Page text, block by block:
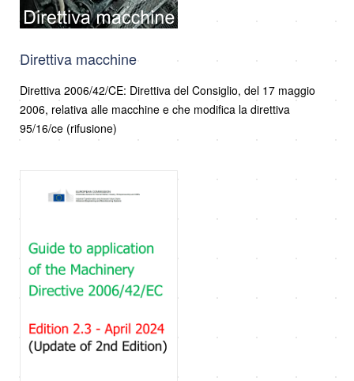
Direttiva macchine
Direttiva 2006/42/CE: Direttiva del Consiglio, del 17 maggio
2006, relativa alle macchine e che modifica la direttiva
95/16/ce (rifusione)